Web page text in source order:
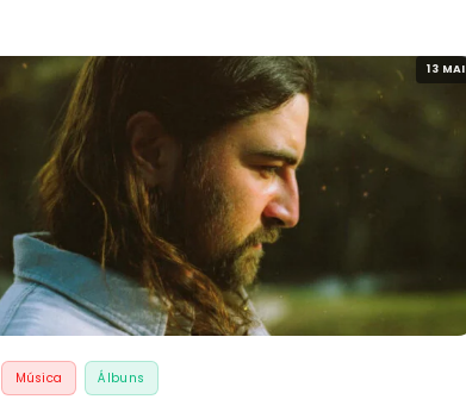
13 MAI
Música Álbuns